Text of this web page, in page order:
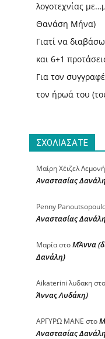
λογοτεχνίας
Θανάση Μήνα)
Γιατί να
και 6+1
Για τον
τον ήρωά του
ΣΧΟΛΙΑΣΑΤΕ
Μαίρη Χέιζελ Λεμονή
Αναστασίας
Penny
Αναστασίας
ΜαρίαστοΜΆννα
Δανάλη)
Aikaterini λυδακηστο
Άννας Λυδάκη)
ΑΡΓΥΡΩ ΜΑΝΕ στο
Αναστασίας